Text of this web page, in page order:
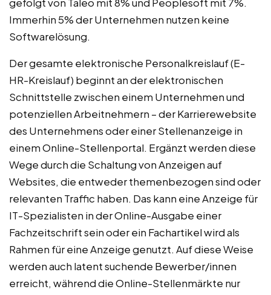
Immerhin 5% der Unternehmen nutzen keine
Softwarelösung.
Der gesamte elektronische Personalkreislauf (E-
HR-Kreislauf) beginnt an der elektronischen
Schnittstelle zwischen einem Unternehmen und
potenziellen Arbeitnehmern – der Karrierewebsite
des Unternehmens oder einer Stellenanzeige in
einem Online-Stellenportal. Ergänzt werden diese
Wege durch die Schaltung von Anzeigen auf
Websites, die entweder themenbezogen sind oder
relevanten Traffic haben. Das kann eine Anzeige für
IT-Spezialisten in der Online-Ausgabe einer
Fachzeitschrift sein oder ein Fachartikel wird als
Rahmen für eine Anzeige genutzt. Auf diese Weise
werden auch latent suchende Bewerber/innen
erreicht, während die Online-Stellenmärkte nur